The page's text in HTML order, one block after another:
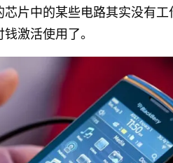
片中的某些电路其实没有工
激活使用了。